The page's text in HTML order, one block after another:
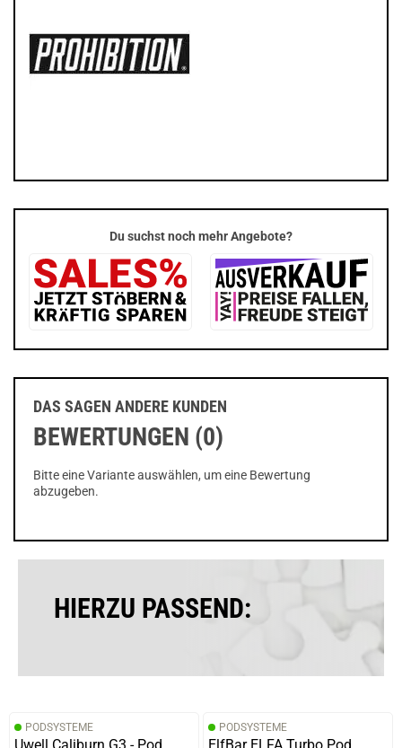
Du suchst noch mehr Angebote?
DAS SAGEN ANDERE KUNDEN
BEWERTUNGEN (0)
Bitte eine Variante auswählen, um eine Bewertung
abzugeben.
HIERZU PASSEND:
PODSYSTEME PODSYSTEME